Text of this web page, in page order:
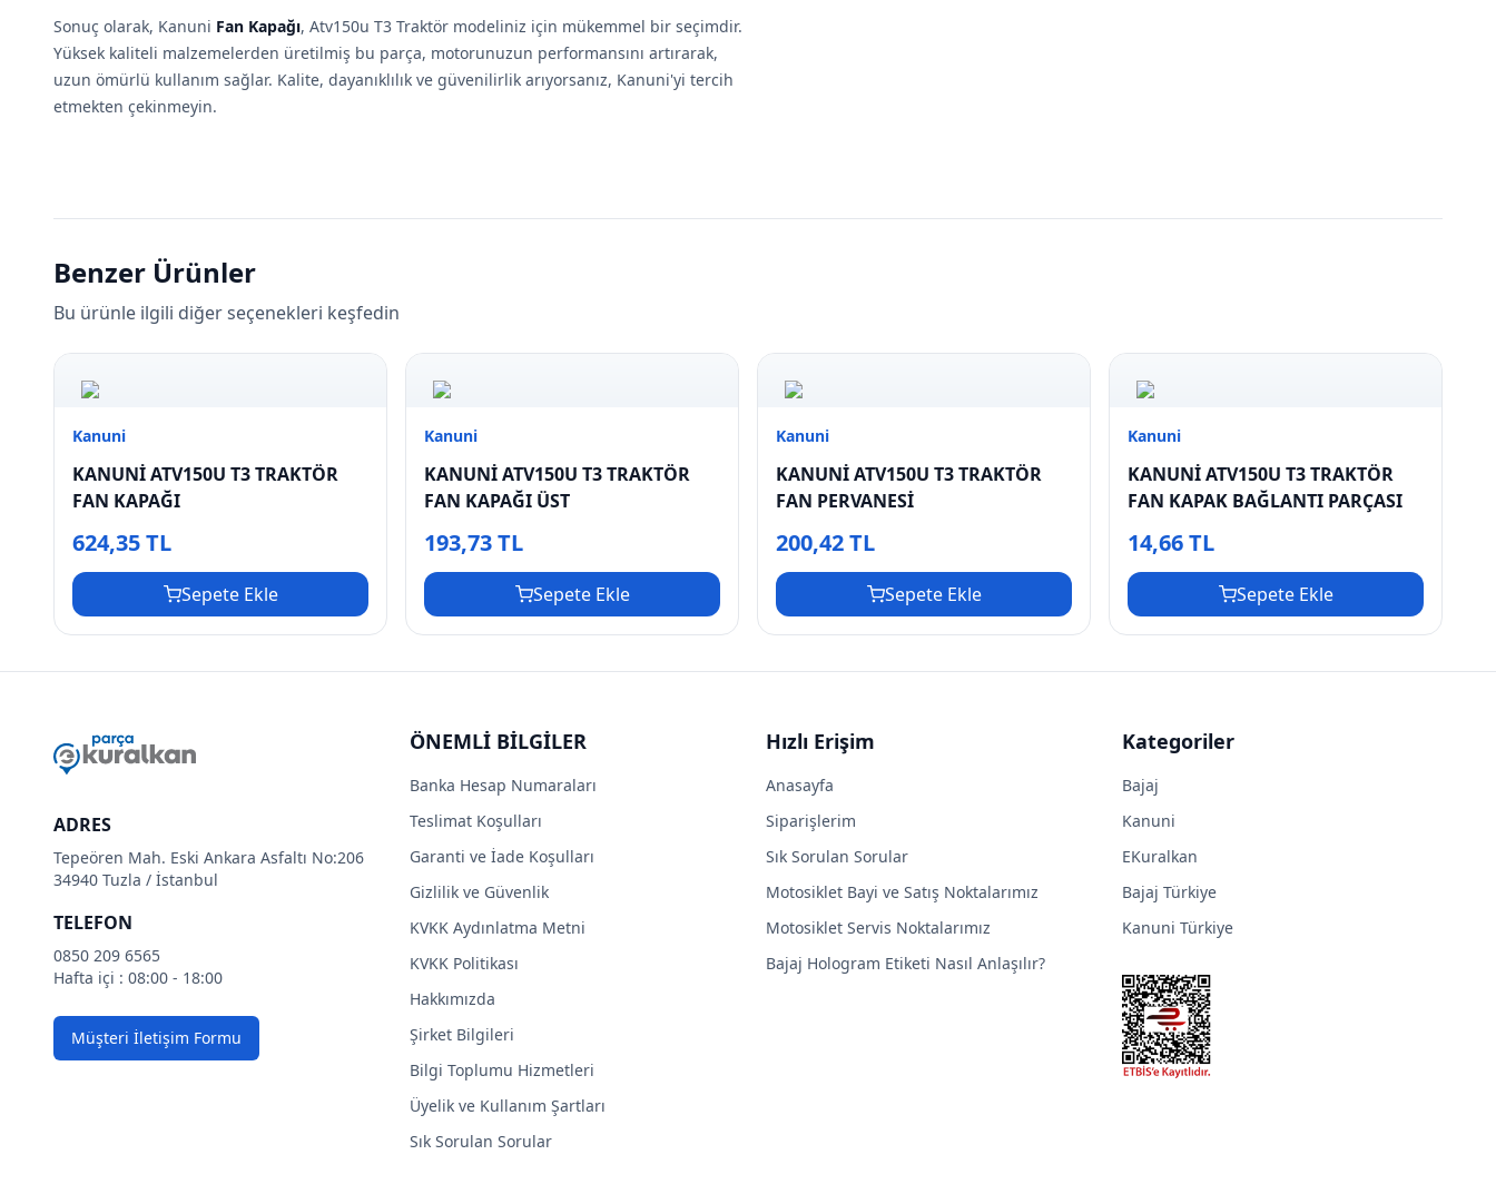
Sonuç olarak, Kanuni Fan Kapağı, Atv150u T3 Traktör modeliniz için mükemmel bir seçimdir.
Yüksek kaliteli malzemelerden üretilmiş bu parça, motorunuzun performansını artırarak,
uzun ömürlü kullanım sağlar. Kalite, dayanıklılık ve güvenilirlik arıyorsanız, Kanuni'yi tercih
etmekten çekinmeyin.
Benzer Ürünler
Bu ürünle ilgili diğer seçenekleri keşfedin
Kanuni
KANUNİ ATV150U T3 TRAKTÖR
FAN KAPAĞI
624,35 TL
Sepete Ekle
Kanuni
KANUNİ ATV150U T3 TRAKTÖR
FAN KAPAĞI ÜST
193,73 TL
Sepete Ekle
Kanuni
KANUNİ ATV150U T3 TRAKTÖR
FAN PERVANESİ
200,42 TL
Sepete Ekle
Kanuni
KANUNİ ATV150U T3 TRAKTÖR
FAN KAPAK BAĞLANTI PARÇASI
14,66 TL
Sepete Ekle
ADRES
Tepeören Mah. Eski Ankara Asfaltı No:206
34940 Tuzla / İstanbul
TELEFON
0850 209 6565
Hafta içi : 08:00 - 18:00
Müşteri İletişim Formu
ÖNEMLİ BİLGİLER
Banka Hesap Numaraları
Teslimat Koşulları
Garanti ve İade Koşulları
Gizlilik ve Güvenlik
KVKK Aydınlatma Metni
KVKK Politikası
Hakkımızda
Şirket Bilgileri
Bilgi Toplumu Hizmetleri
Üyelik ve Kullanım Şartları
Sık Sorulan Sorular
Hızlı Erişim
Anasayfa
Siparişlerim
Sık Sorulan Sorular
Motosiklet Bayi ve Satış Noktalarımız
Motosiklet Servis Noktalarımız
Bajaj Hologram Etiketi Nasıl Anlaşılır?
Kategoriler
Bajaj
Kanuni
EKuralkan
Bajaj Türkiye
Kanuni Türkiye